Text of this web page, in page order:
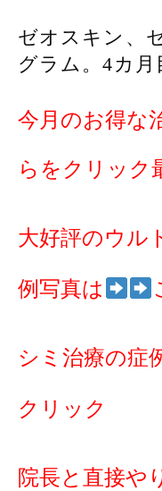
ゼオスキン、
グラム。4カ月
今月のお得な
らをクリック
大好評のウル
例写真は
シミ治療の症
クリック
院長と直接や